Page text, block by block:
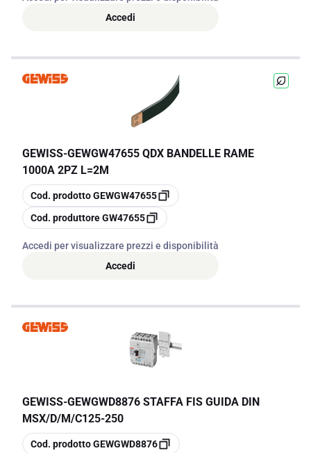
Accedi
GEWISS-GEWGW47655 QDX BANDELLE RAME
1000A 2PZ L=2M
copia
Cod. prodottoGEWGW47655
copia
Cod. produttoreGW47655
Accedi per visualizzare prezzi e disponibilità
Accedi
GEWISS-GEWGWD8876 STAFFA FIS GUIDA DIN
MSX/D/M/C125-250
copia
Cod. prodottoGEWGWD8876